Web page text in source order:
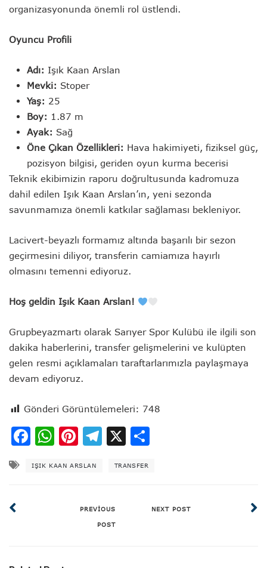
organizasyonunda önemli rol üstlendi.
Oyuncu Profili
Adı: Işık Kaan Arslan
Mevki: Stoper
Yaş: 25
Boy: 1.87 m
Ayak: Sağ
Öne Çıkan Özellikleri: Hava hakimiyeti, fiziksel güç,
pozisyon bilgisi, geriden oyun kurma becerisi
Teknik ekibimizin raporu doğrultusunda kadromuza
dahil edilen Işık Kaan Arslan’ın, yeni sezonda
savunmamıza önemli katkılar sağlaması bekleniyor.
Lacivert-beyazlı formamız altında başarılı bir sezon
geçirmesini diliyor, transferin camiamıza hayırlı
olmasını temenni ediyoruz.
Hoş geldin Işık Kaan Arslan!
Grupbeyazmartı olarak Sarıyer Spor Kulübü ile ilgili son
dakika haberlerini, transfer gelişmelerini ve kulüpten
gelen resmi açıklamaları taraftarlarımızla paylaşmaya
devam ediyoruz.
Gönderi Görüntülemeleri: 748
Facebook
WhatsApp
Pinterest
Telegram
X
IŞIK KAAN ARSLAN TRANSFER
PREVIOUS
POST
NEXT POST